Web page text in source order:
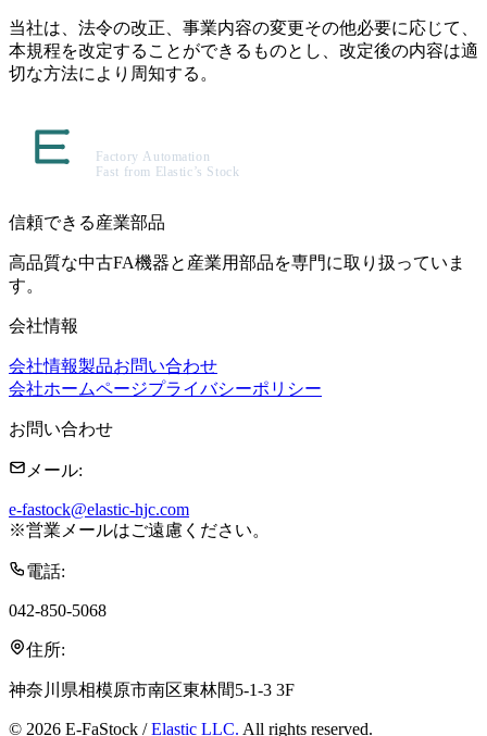
当社は、法令の改正、事業内容の変更その他必要に応じて、
本規程を改定することができるものとし、改定後の内容は適
切な方法により周知する。
信頼できる産業部品
高品質な中古FA機器と産業用部品を専門に取り扱っていま
す。
会社情報
会社情報製品お問い合わせ
会社ホームページプライバシーポリシー
お問い合わせ
メール:
e-fastock@elastic-hjc.com
※営業メールはご遠慮ください。
電話:
042-850-5068
住所:
神奈川県相模原市南区東林間5-1-3 3F
© 2026 E-FaStock / Elastic LLC. All rights reserved.